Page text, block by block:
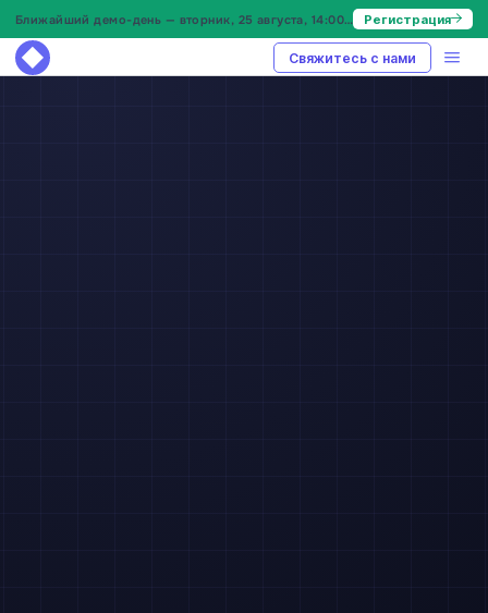
Ближайший демо-день — вторник, 25 августа, 14:00 МСК Регистрация
Свяжитесь с нами